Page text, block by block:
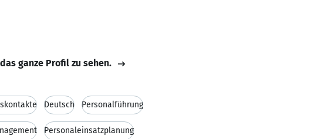
ganze Profil zu sehen.
Deutsch Personalführung
Personaleinsatzplanung